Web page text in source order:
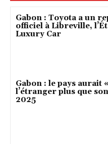
Gabon : Toyota a un
officiel à Libreville,
Luxury Car
Gabon : le pays aurait
l’étranger plus que
2025